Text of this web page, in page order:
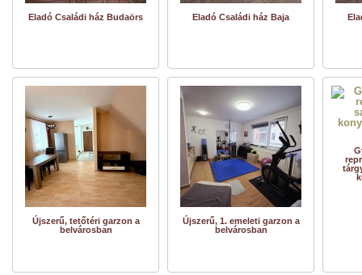
Eladó Családi ház Budaörs Eladó Családi ház Baja
Újszerű, tetőtéri garzon a
belvárosban
Újszerű, 1. emeleti garzon a
belvárosban